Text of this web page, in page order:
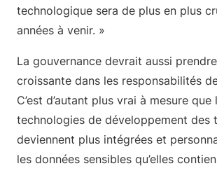
technologique sera de plus en plus
années à venir. »
La gouvernance devrait aussi
croissante dans les responsabilités
C’est d’autant plus vrai à mesure que
technologies de développement des
deviennent plus intégrées et
les données sensibles qu’elles